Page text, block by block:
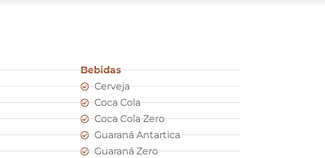
Bebidas
Cerveja
Coca Cola
Coca Cola Zero
Guaraná Antartica
Guaraná Zero